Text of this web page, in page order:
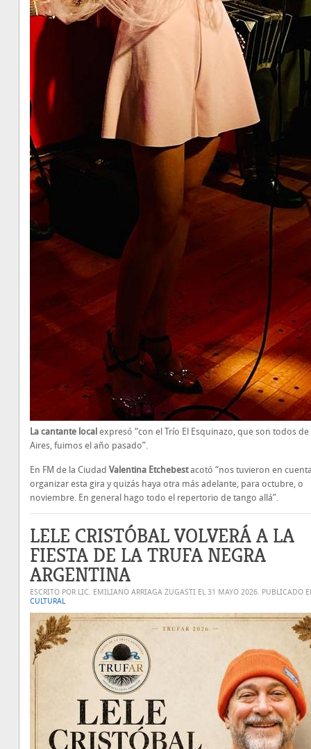
La cantante local expresó “con el Trío El Esquinazo, que son todos
Aires, fuimos el año pasado”.
En FM de la Ciudad Valentina Etchebestacotó “nos tuvieron en
organizar esta gira y quizás haya otra más adelante, para octubre, o
noviembre. En general hago todo el repertorio de tango allá”.
LELE CRISTÓBAL VOLVERÁ A LA
FIESTA DE LA TRUFA NEGRA
ARGENTINA
ESCRITO POR LIC. EMILIANO ARRIAGA ZUGASTI EL 31 MAYO 2026. PUBLICADO
CULTURAL